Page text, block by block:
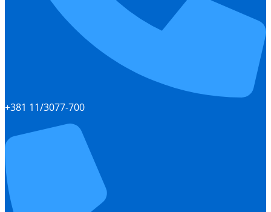
+381 11/3077-700